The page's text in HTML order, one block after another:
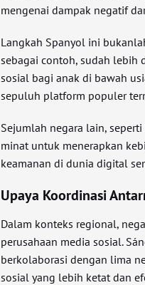
mengenai dampak negatif
Langkah Spanyol ini
sebagai contoh, sudah lebih
sosial bagi anak di bawah
sepuluh platform populer
Sejumlah negara lain,
minat untuk menerapkan
keamanan di dunia digital
Upaya Koordinasi
Dalam konteks regional,
perusahaan media sosial.
berkolaborasi dengan lima
sosial yang lebih ketat dan